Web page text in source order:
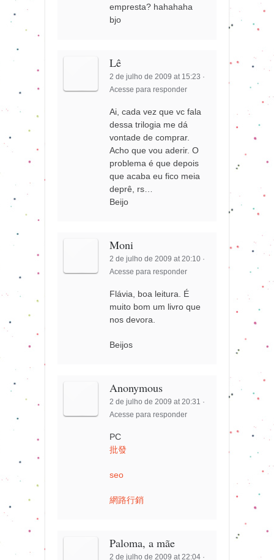
empresta? hahahaha
bjo
Lê
2 de julho de 2009 at 15:23 ·
Acesse para responder
Ai, cada vez que vc fala
dessa trilogia me dá
vontade de comprar.
Acho que vou aderir. O
problema é que depois
que acaba eu fico meia
deprê, rs…
Beijo
Moni
2 de julho de 2009 at 20:10 ·
Acesse para responder
Flávia, boa leitura. É
muito bom um livro que
nos devora.
Beijos
Anonymous
2 de julho de 2009 at 20:31 ·
Acesse para responder
PC
批發
seo
網路行銷
Paloma, a mãe
2 de julho de 2009 at 22:04 ·